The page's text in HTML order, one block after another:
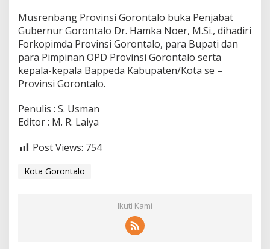
Musrenbang Provinsi Gorontalo buka Penjabat
Gubernur Gorontalo Dr. Hamka Noer, M.Si., dihadiri
Forkopimda Provinsi Gorontalo, para Bupati dan
para Pimpinan OPD Provinsi Gorontalo serta
kepala-kepala Bappeda Kabupaten/Kota se –
Provinsi Gorontalo.
Penulis : S. Usman
Editor : M. R. Laiya
Post Views: 754
Kota Gorontalo
Ikuti Kami